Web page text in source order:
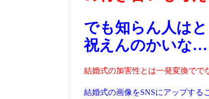
でも知らん人は
祝えんのかいな…
結婚式の加害性とは一発変換でで
結婚式の画像をSNSにアップする